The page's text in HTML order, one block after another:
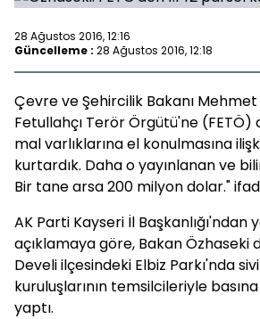
28 Ağustos 2016, 12:16
Güncelleme : 28 Ağustos 2016, 12:18
Çevre ve Şehircilik Bakanı
Fetullahçı Terör Örgütü'ne
mal varlıklarına el konulmasına
kurtardık. Daha o yayınlanan ve
Bir tane arsa 200 milyon dolar."
AK Parti Kayseri İl Başkanlığı'ndan
açıklamaya göre, Bakan Özhaseki
Develi ilçesindeki Elbiz Parkı'nda
kuruluşlarının temsilcileriyle
yaptı.